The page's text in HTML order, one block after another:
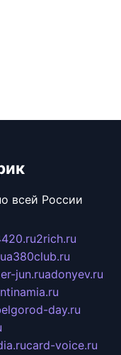
всей России
2rich.ru
a380club.ru
jun.ruadonyev.ru
day.ru
card-voice.ru